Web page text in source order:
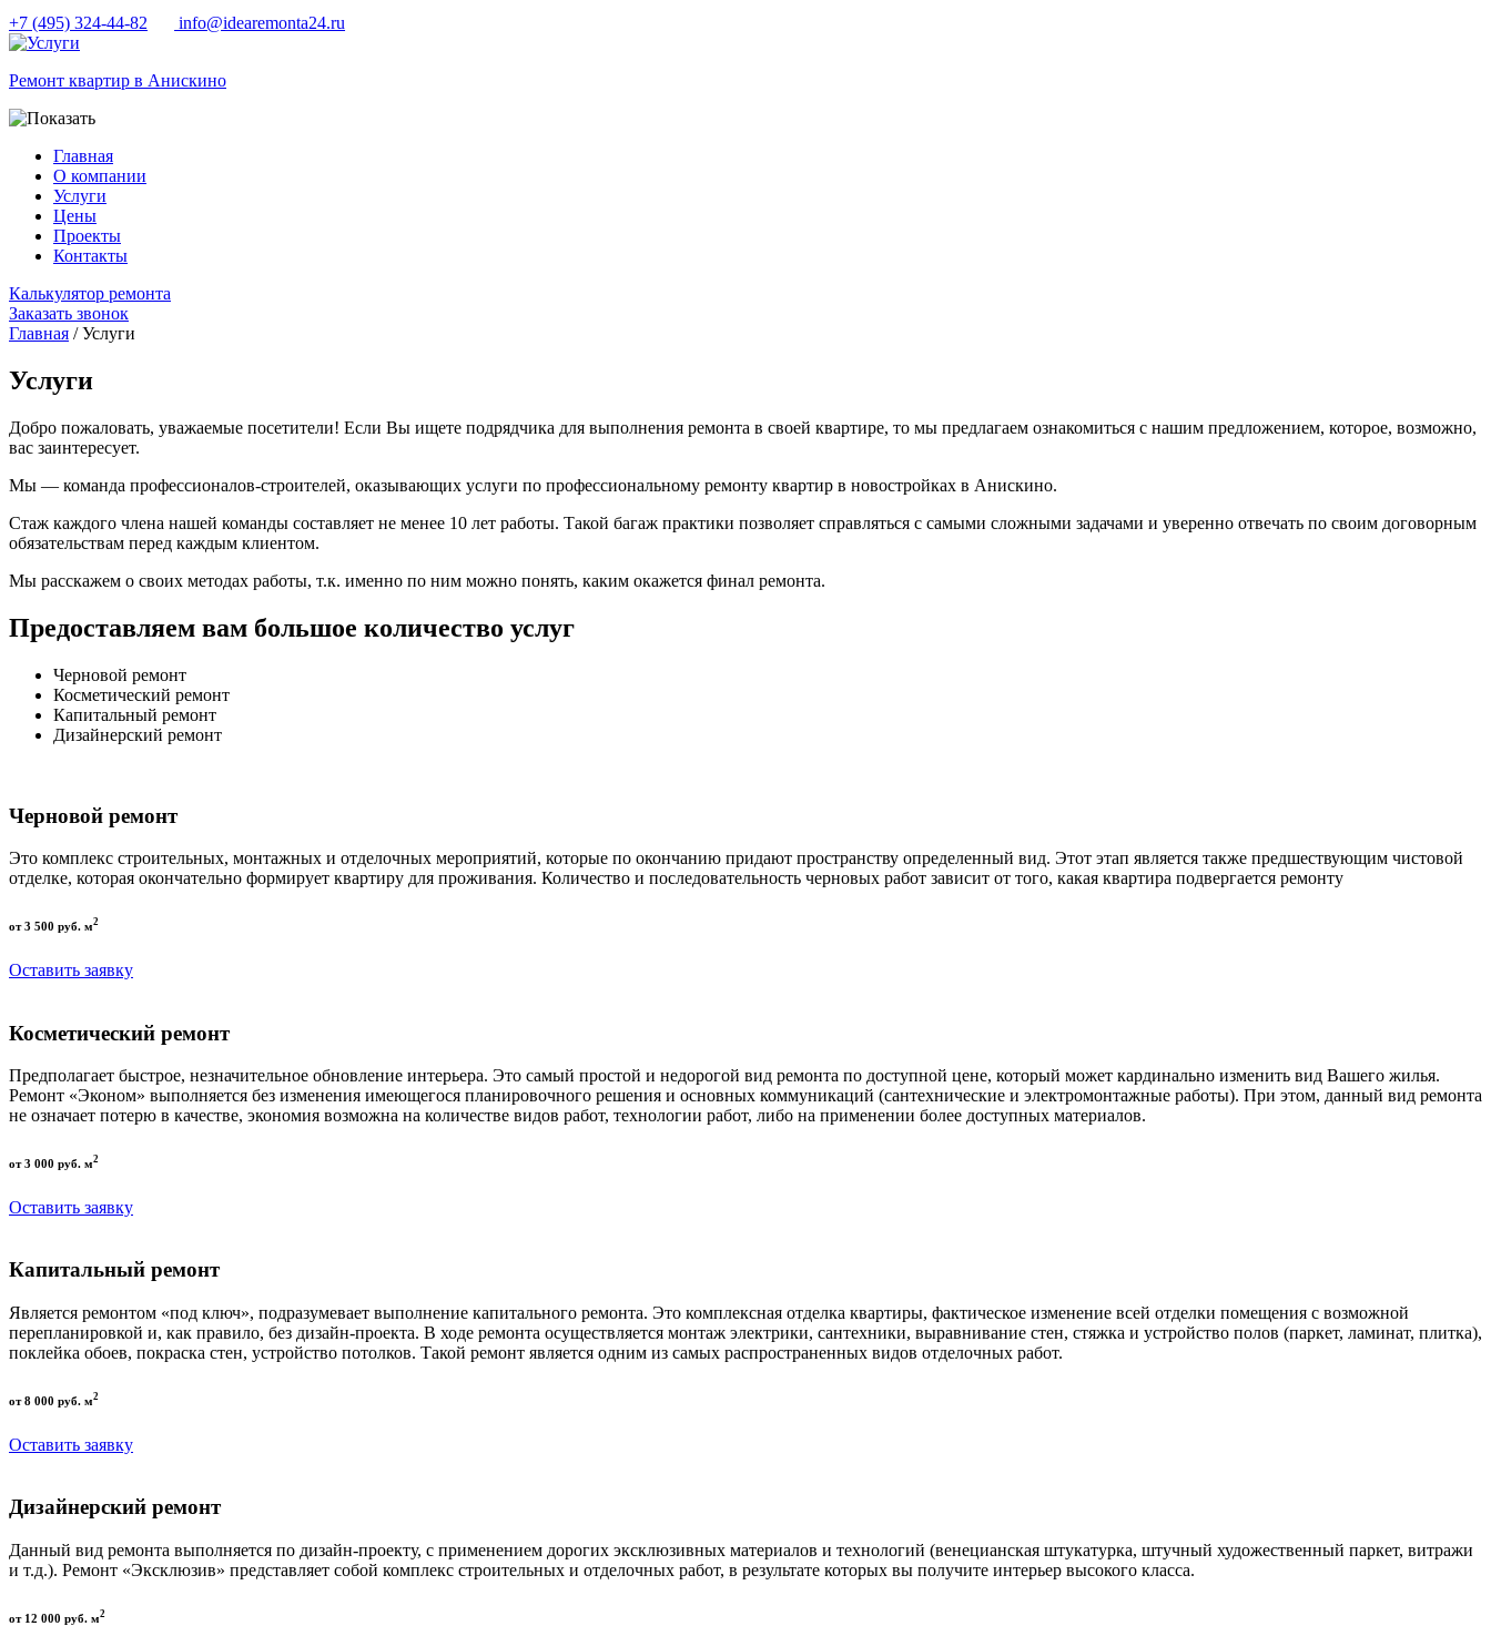
+7 (495) 324-44-82 info@idearemonta24.ru
Ремонт квартир в Анискино
Главная
О компании
Услуги
Цены
Проекты
Контакты
Калькулятор ремонта
Заказать звонок
Главная / Услуги
Услуги
Добро пожаловать, уважаемые посетители! Если Вы ищете подрядчика для выполнения ремонта в своей квартире, то мы предлагаем ознакомиться с нашим предложением, которое, возможно,
вас заинтересует.
Мы — команда профессионалов-строителей, оказывающих услуги по профессиональному ремонту квартир в новостройках в Анискино.
Стаж каждого члена нашей команды составляет не менее 10 лет работы. Такой багаж практики позволяет справляться с самыми сложными задачами и уверенно отвечать по своим договорным
обязательствам перед каждым клиентом.
Мы расскажем о своих методах работы, т.к. именно по ним можно понять, каким окажется финал ремонта.
Предоставляем вам большое количество услуг
Черновой ремонт
Косметический ремонт
Капитальный ремонт
Дизайнерский ремонт
Черновой ремонт
Это комплекс строительных, монтажных и отделочных мероприятий, которые по окончанию придают пространству определенный вид. Этот этап является также предшествующим чистовой
отделке, которая окончательно формирует квартиру для проживания. Количество и последовательность черновых работ зависит от того, какая квартира подвергается ремонту
от 3 500 руб. м2
Оставить заявку
Косметический ремонт
Предполагает быстрое, незначительное обновление интерьера. Это самый простой и недорогой вид ремонта по доступной цене, который может кардинально изменить вид Вашего жилья.
Ремонт «Эконом» выполняется без изменения имеющегося планировочного решения и основных коммуникаций (сантехнические и электромонтажные работы). При этом, данный вид ремонта
не означает потерю в качестве, экономия возможна на количестве видов работ, технологии работ, либо на применении более доступных материалов.
от 3 000 руб. м2
Оставить заявку
Капитальный ремонт
Является ремонтом «под ключ», подразумевает выполнение капитального ремонта. Это комплексная отделка квартиры, фактическое изменение всей отделки помещения с возможной
перепланировкой и, как правило, без дизайн-проекта. В ходе ремонта осуществляется монтаж электрики, сантехники, выравнивание стен, стяжка и устройство полов (паркет, ламинат, плитка),
поклейка обоев, покраска стен, устройство потолков. Такой ремонт является одним из самых распространенных видов отделочных работ.
от 8 000 руб. м2
Оставить заявку
Дизайнерский ремонт
Данный вид ремонта выполняется по дизайн-проекту, с применением дорогих эксклюзивных материалов и технологий (венецианская штукатурка, штучный художественный паркет, витражи
и т.д.). Ремонт «Эксклюзив» представляет собой комплекс строительных и отделочных работ, в результате которых вы получите интерьер высокого класса.
от 12 000 руб. м2